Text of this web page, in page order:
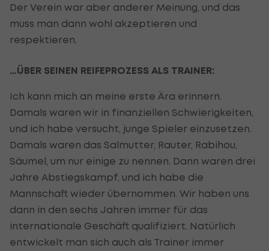
Der Verein war aber anderer Meinung, und das
muss man dann wohl akzeptieren und
respektieren.
…ÜBER SEINEN REIFEPROZESS ALS TRAINER:
Ich kann mich an meine erste Ära erinnern.
Damals waren wir in finanziellen Schwierigkeiten,
und ich habe versucht, junge Spieler einzusetzen.
Damals waren das Salmutter, Rauter, Rabihou,
Säumel, um nur einige zu nennen. Dann waren drei
Jahre Abstiegskampf, und ich habe die
Mannschaft wieder übernommen. Wir haben uns
dann in den sechs Jahren immer für das
internationale Geschäft qualifiziert. Natürlich
entwickelt man sich auch als Trainer immer